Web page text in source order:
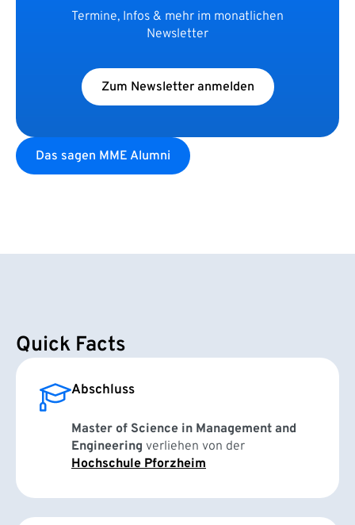
Termine, Infos & mehr im monatlichen
Newsletter
Zum Newsletter anmelden
Das sagen MME Alumni
Quick Facts
Abschluss
Master of Science in Management and
Engineering verliehen von der
Hochschule Pforzheim